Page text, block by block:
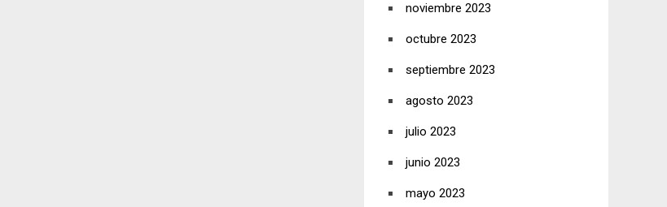
noviembre 2023
octubre 2023
septiembre 2023
agosto 2023
julio 2023
junio 2023
mayo 2023